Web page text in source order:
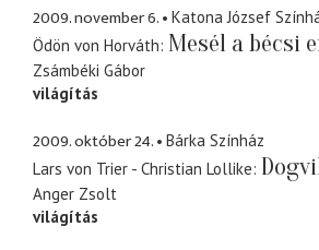
2009. november 6.
Katona József
Ödön von Horváth Mesél a bécsi
Zsámbéki Gábor
világítás
2009. október 24.
Bárka Színház
Lars von Trier - Christian Lollike
Anger Zsolt
világítás